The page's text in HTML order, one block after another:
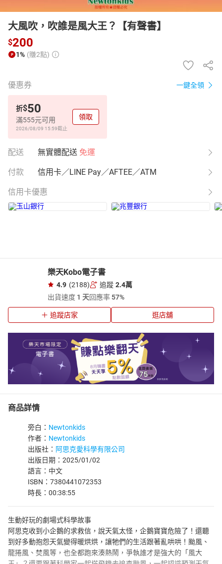
大風吹，吹誰是風大王？【有聲書】
$200
1% (賺2點)
優惠券 一鍵全領
折$50
滿555元可用
2026/08/09 15:59截止
領取
配送 無實體配送 免運
付款 信用卡／LINE Pay／AFTEE／ATM
信用卡優惠
樂天Kobo電子書
4.9 (2188) 追蹤 2.4萬
出貨速度 1 天回應率57%
追蹤店家 逛店舖
商品詳情
旁白： Newtonkids
作者： Newtonkids
出版社： 阿思克愛科學有限公司
出版日期：2025/01/02
語言：中文
ISBN：7380441072353
時長：00:38:55
生動好玩的劇場式科學故事
阿思克收到小企鵝的求救信，說天氣太怪，企鵝寶寶危險了！還聽
到好多動抱怨天氣變得暖烘烘，讓牠們的生活跟著亂哄哄！颱風、
龍捲風、焚風等，也全都跑來湊熱鬧，爭執誰才是強大的「風大